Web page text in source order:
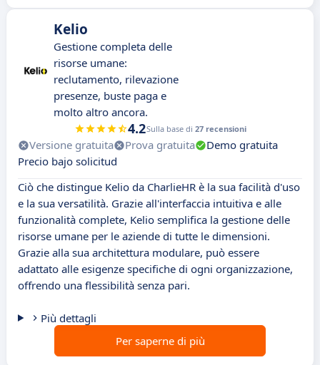
Kelio
Gestione completa delle
risorse umane:
reclutamento, rilevazione
presenze, buste paga e
molto altro ancora.
4.2Sulla base di 27 recensioni
Versione gratuita Prova gratuita
Demo gratuita
Precio bajo solicitud
Ciò che distingue Kelio da CharlieHR è la sua facilità d'uso
e la sua versatilità. Grazie all'interfaccia intuitiva e alle
funzionalità complete, Kelio semplifica la gestione delle
risorse umane per le aziende di tutte le dimensioni.
Grazie alla sua architettura modulare, può essere
adattato alle esigenze specifiche di ogni organizzazione,
offrendo una flessibilità senza pari.
Più dettagli
Per saperne di più